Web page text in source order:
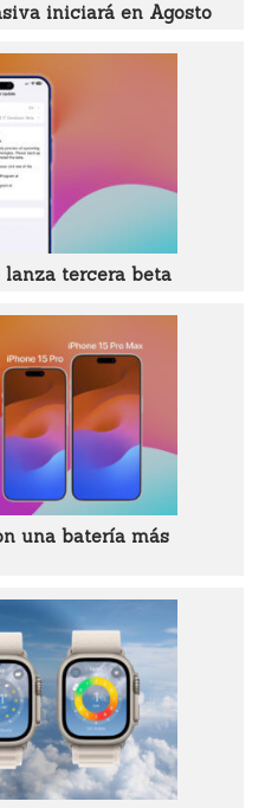
iniciará en Agosto
lanza tercera beta
una batería más